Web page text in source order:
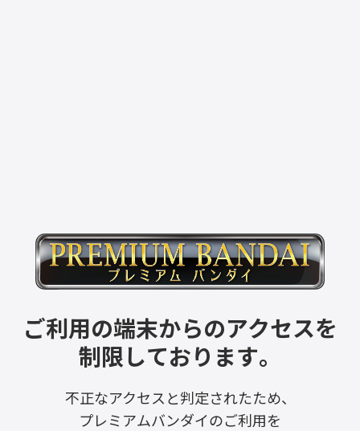
ご利用の端末からのアクセスを
制限しております。
不正なアクセスと判定されたため、
プレミアムバンダイのご利用を